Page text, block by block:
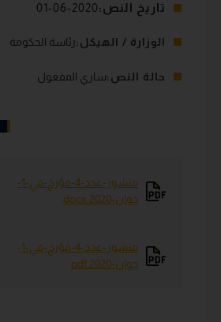
تاريخ النص:2020-06-01
الوزارة / الهيكل:رئاسة الحكومة
حالة النص:ساري المفعول
منشور-عدد-4-مؤرخ-في-1-
جوان-2020.docx
منشور-عدد-4-مؤرخ-في-1-
جوان-2020.pdf